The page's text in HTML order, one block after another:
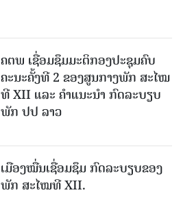
ຄຕພ ເຊື່ອມຊຶມມະຕິກອງປະຊຸມຄົບ
ຄະນະຄັ້ງທີ 2 ຂອງສູນກາງພັກ ສະໄໝ
ທີ XII ແລະ ຄໍາແນະນໍາ ກົດລະບຽບ
ພັກ ປປ ລາວ
ເມືອງ​ໝື່ນເຊື່ອມຊຶມ ກົດລະບຽບຂອງ
ພັກ ສະໄໝທີ XII.